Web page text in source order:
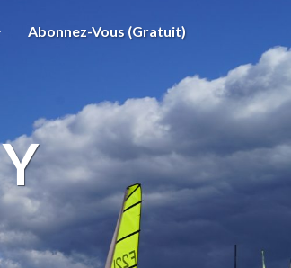
Abonnez-Vous (gratuit)